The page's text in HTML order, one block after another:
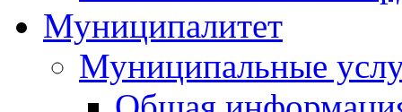
Муниципалитет
Муниципальные